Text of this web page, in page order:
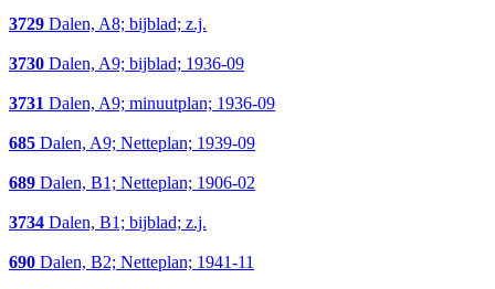
3729 Dalen, A8; bijblad; z.j.
3730 Dalen, A9; bijblad; 1936-09
3731 Dalen, A9; minuutplan; 1936-09
685 Dalen, A9; Netteplan; 1939-09
689 Dalen, B1; Netteplan; 1906-02
3734 Dalen, B1; bijblad; z.j.
690 Dalen, B2; Netteplan; 1941-11